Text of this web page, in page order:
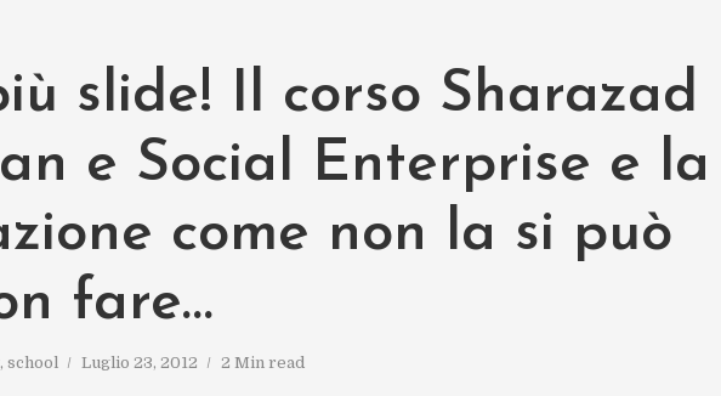
slide! Il corso Sharazad
e Social Enterprise e la
come non la si può
fare…
, school Luglio 23, 2012 2 Min read